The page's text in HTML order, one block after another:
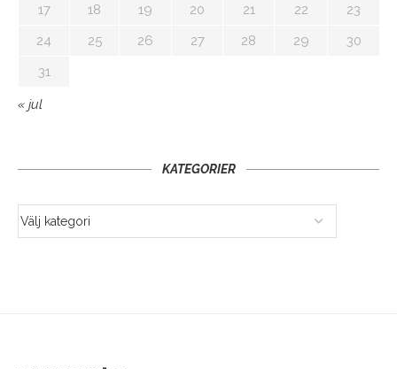
17
18 19 20 21 22
23
24
25 26 27 28 29
30
31
« jul
KATEGORIER